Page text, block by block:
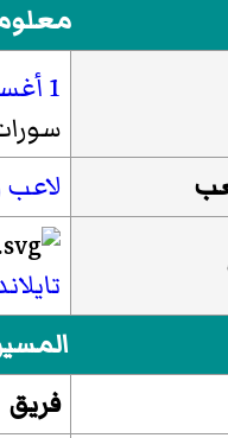
1 أغسطس
فريق